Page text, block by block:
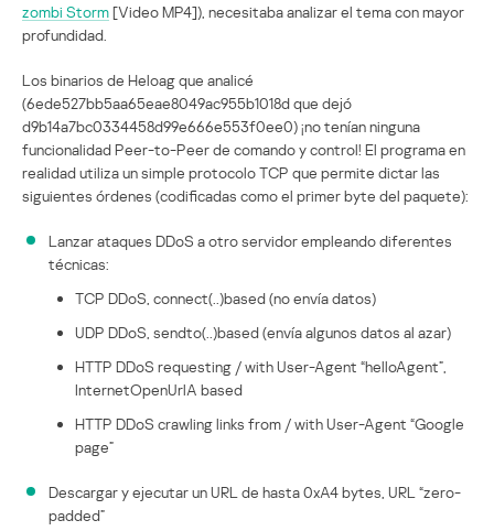
zombi Storm[Video MP4]), necesitaba analizar el tema con mayor
profundidad.
Los binarios de Heloag que analicé
(6ede527bb5aa65eae8049ac955b1018d que dejó
d9b14a7bc0334458d99e666e553f0ee0) ¡no tenían ninguna
funcionalidad Peer-to-Peer de comando y control! El programa en
realidad utiliza un simple protocolo TCP que permite dictar las
siguientes órdenes (codificadas como el primer byte del paquete):
Lanzar ataques DDoS a otro servidor empleando diferentes
técnicas:
TCP DDoS, connect(..)based (no envía datos)
UDP DDoS, sendto(..)based (envía algunos datos al azar)
HTTP DDoS requesting / with User-Agent “helloAgent”,
InternetOpenUrlA based
HTTP DDoS crawling links from / with User-Agent “Google
page”
Descargar y ejecutar un URL de hasta 0xA4 bytes, URL “zero-
padded”